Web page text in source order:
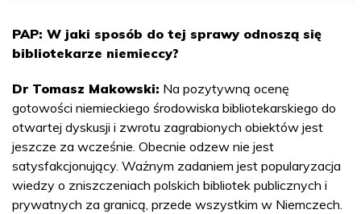
PAP: W jaki sposób do tej sprawy odnoszą się
bibliotekarze niemieccy?
Dr Tomasz Makowski: Na pozytywną ocenę
gotowości niemieckiego środowiska bibliotekarskiego do
otwartej dyskusji i zwrotu zagrabionych obiektów jest
jeszcze za wcześnie. Obecnie odzew nie jest
satysfakcjonujący. Ważnym zadaniem jest popularyzacja
wiedzy o zniszczeniach polskich bibliotek publicznych i
prywatnych za granicą, przede wszystkim w Niemczech.